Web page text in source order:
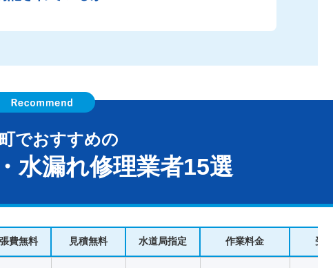
でおすすめの
水漏れ修理業者15選
費無料 見積無料 水道局指定 作業料金 受